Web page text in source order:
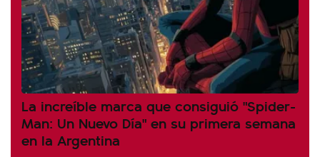
La increíble marca que consiguió "Spider-
Man: Un Nuevo Día" en su primera semana
en la Argentina